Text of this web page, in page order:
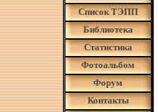
Список ТЭПП
Библиотека
Статистика
Фотоальбом
Форум
Контакты